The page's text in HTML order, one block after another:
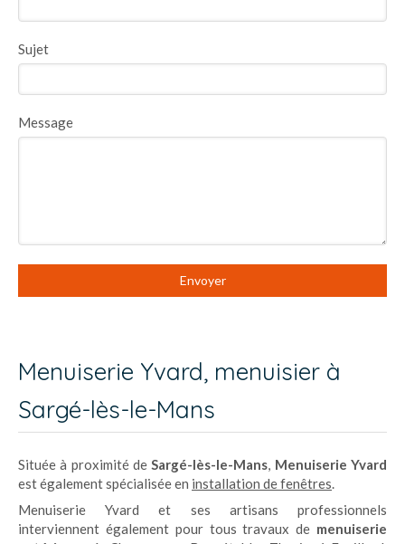
Sujet
Message
Envoyer
Menuiserie Yvard, menuisier à
Sargé-lès-le-Mans
Située à proximité deSargé-lès-le-Mans, Menuiserie Yvard
est également spécialisée en installation de fenêtres.
Menuiserie Yvard et ses artisans professionnels
interviennent également pour tous travaux de menuiserie